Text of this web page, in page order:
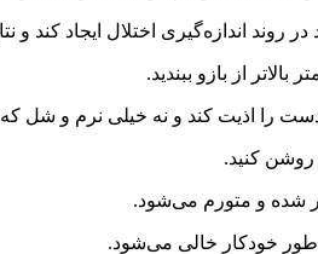
اندازه‌گیری اختلال ایجاد کند و
از بازو ببندید.
را اذیت کند و نه خیلی نرم و شل که
روشن کنید.
پر شده و متورم می‌شود.
خودکار خالی می‌شود‌.